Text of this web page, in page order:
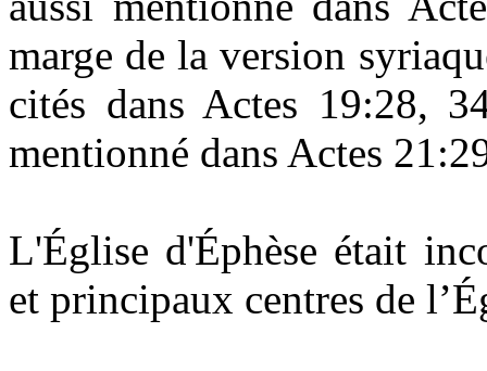
marge de la version
cités dans Actes 19:28,
mentionné dans Actes
L'Église d'Éphèse était
et principaux centres de